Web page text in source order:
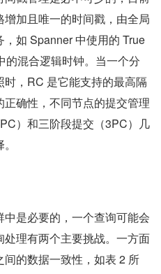
加且唯一的时间戳，由全局
如 Spanner 中使用的 True
的混合逻辑时钟。当一个分
，RC 是它能支持的最高隔
确性，不同节点的提交管理
）和三阶段提交（3PC）几
是必要的，一个查询可能会
理有两个主要挑战。一方面
的数据一致性，如表 2 所